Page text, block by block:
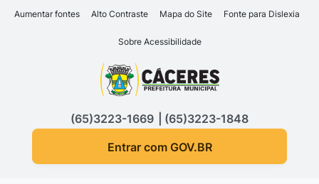
Seção de atalhos e links
Ir para o conteúdo [alt+1]
Ir para o rodapé [alt+4]
Aumentar fontes Alto Contraste Mapa do Site Fonte para Dislexia
Sobre Acessibilidade
Seção do menu principal
(65)3223-1669
(65)3223-1848
Entrar com GOV.BR